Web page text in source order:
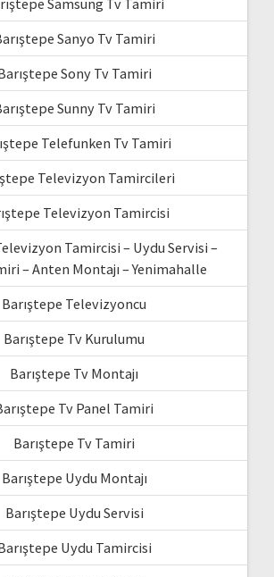
Sanyo Tv Tamiri
Sony Tv Tamiri
Sunny Tv Tamiri
Telefunken Tv Tamiri
Televizyon Tamircileri
Televizyon Tamircisi
Tamircisi – Uydu Servisi –
– Anten Montajı – Yenimahalle
Barıştepe Televizyoncu
Barıştepe Tv Kurulumu
Barıştepe Tv Montajı
Tv Panel Tamiri
Barıştepe Tv Tamiri
Barıştepe Uydu Montajı
Barıştepe Uydu Servisi
Uydu Tamircisi